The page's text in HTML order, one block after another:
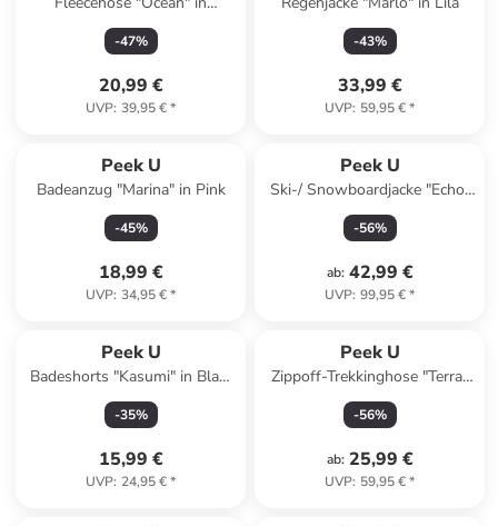
Dunkelblau
-47%
20,99 €
UVP: 39,95 €*
-43%
33,99 €
UVP: 59,95 €*
Peek U
Badeanzug "Marina" in Pink
-45%
18,99 €
UVP: 34,95 €*
Peek U
Ski-/ Snowboardjacke "Echo"
in Lila
-56%
ab: 42,99 €
UVP: 99,95 €*
Peek U
Badeshorts "Kasumi" in Blau/
Bunt
-35%
15,99 €
UVP: 24,95 €*
Peek U
Zippoff-Trekkinghose "Terra"
in Türkis/ Dunkelblau
-56%
ab: 25,99 €
UVP: 59,95 €*